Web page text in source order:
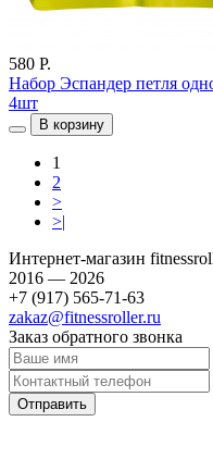
580 Р.
Набор Эспандер петля
4шт
В корзину
1
2
>
>|
Интернет-магазин
2016 — 2026
+7 (917) 565-71-63
zakaz@fitnessroller.ru
Заказ обратного звонка
Отправить